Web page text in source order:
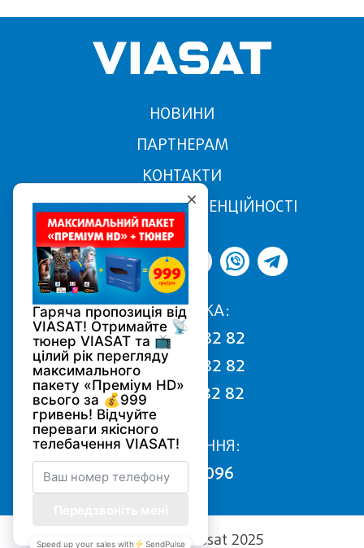
НОВИНИ
ПАРТНЕРАМ
КОНТАКТИ
ПОЛІТИКА КОНФІДЕНЦІЙНОСТІ
ПІДТРИМКА:
068 170 82 82
050 170 82 82
093 170 82 82
ПІДКЛЮЧЕННЯ:
0800 502 096
Copyright (c) Viasat 2025